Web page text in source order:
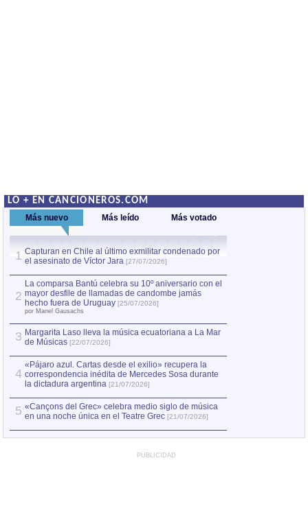
LO + EN CANCIONEROS.COM
Más nuevo Más leído Más votado
1 Capturan en Chile al último exmilitar condenado por
el asesinato de Víctor Jara [27/07/2026]
2
La comparsa Bantú celebra su 10º aniversario con el
mayor desfile de llamadas de candombe jamás
hecho fuera de Uruguay [25/07/2026]
por Manel Gausachs
3 Margarita Laso lleva la música ecuatoriana a La Mar
de Músicas [22/07/2026]
4
«Pájaro azul. Cartas desde el exilio» recupera la
correspondencia inédita de Mercedes Sosa durante
la dictadura argentina [21/07/2026]
5 «Cançons del Grec» celebra medio siglo de música
en una noche única en el Teatre Grec [21/07/2026]
PUBLICIDAD